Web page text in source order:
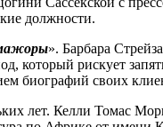
должности.
». Барбара
который рискует
биографий своих
лет. Келли Томас